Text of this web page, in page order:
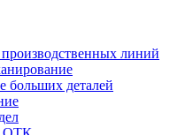
линий
больших деталей